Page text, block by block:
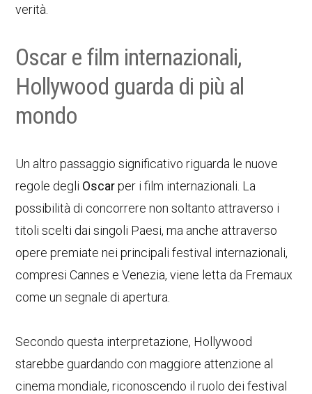
verità.
Oscar e film internazionali,
Hollywood guarda di più al
mondo
Un altro passaggio significativo riguarda le nuove
regole degli Oscarper i film internazionali. La
possibilità di concorrere non soltanto attraverso i
titoli scelti dai singoli Paesi, ma anche attraverso
opere premiate nei principali festival internazionali,
compresi Cannes e Venezia, viene letta da Fremaux
come un segnale di apertura.
Secondo questa interpretazione, Hollywood
starebbe guardando con maggiore attenzione al
cinema mondiale, riconoscendo il ruolo dei festival